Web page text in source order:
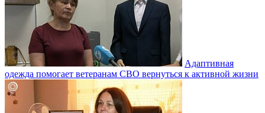
Адаптивная
одежда помогает ветеранам СВО вернуться к активной жизни